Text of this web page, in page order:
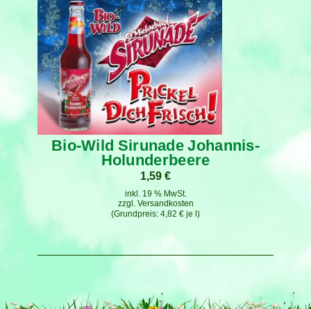
Bio-Wild Sirunade Johannis-
Holunderbeere
1,59 €
4,82 € je l
inkl. 19 % MwSt.
zzgl. Versandkosten